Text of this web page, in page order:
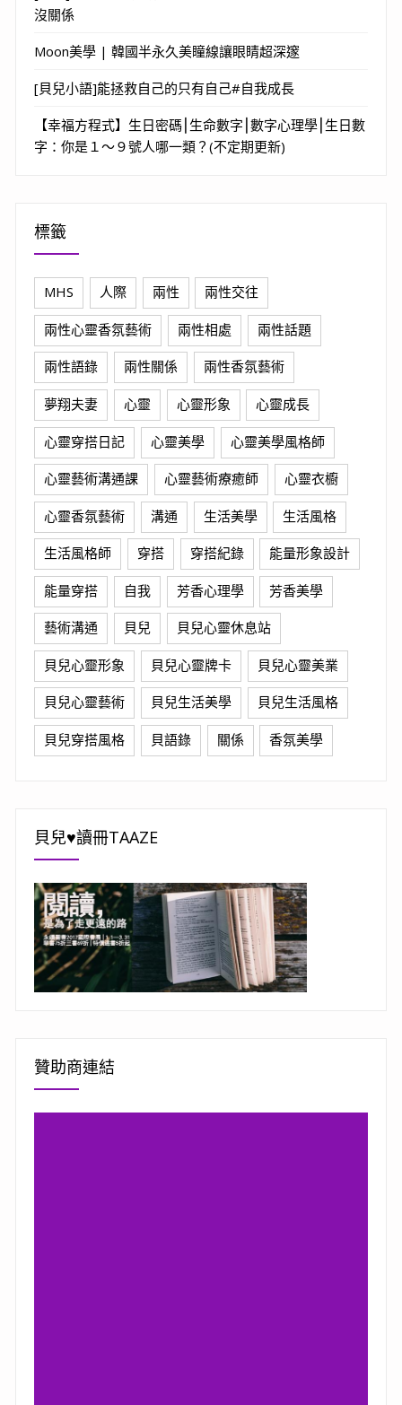
沒關係
Moon美學 | 韓國半永久美瞳線讓眼睛超深邃
[貝兒小語]能拯救自己的只有自己#自我成長
【幸福方程式】生日密碼⎮生命數字⎮數字心理學⎮生日數
字：你是１～９號人哪一類？(不定期更新)
標籤
MHS 人際 兩性 兩性交往
兩性心靈香氛藝術 兩性相處 兩性話題
兩性語錄 兩性關係 兩性香氛藝術
夢翔夫妻 心靈 心靈形象 心靈成長
心靈穿搭日記 心靈美學 心靈美學風格師
心靈藝術溝通課 心靈藝術療癒師 心靈衣櫥
心靈香氛藝術 溝通 生活美學 生活風格
生活風格師 穿搭 穿搭紀錄 能量形象設計
能量穿搭 自我 芳香心理學 芳香美學
藝術溝通 貝兒 貝兒心靈休息站
貝兒心靈形象 貝兒心靈牌卡 貝兒心靈美業
貝兒心靈藝術 貝兒生活美學 貝兒生活風格
貝兒穿搭風格 貝語錄 關係 香氛美學
貝兒♥讀冊TAAZE
贊助商連結